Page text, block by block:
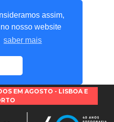
assim,
nosso website
saber mais
EM AGOSTO - LISBOA E